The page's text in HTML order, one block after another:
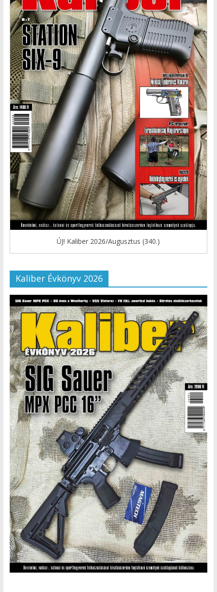
ÚJ! Kaliber 2026/Augusztus (340.)
Kaliber Évkönyv 2026